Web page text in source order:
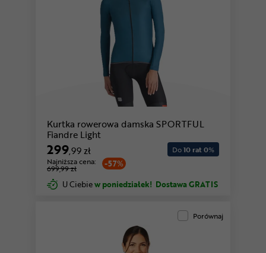
Kurtka rowerowa damska SPORTFUL
Fiandre Light
299,99 zł
-57%
Najniższa cena:
699,99 zł
Do10 rat 0%
U Ciebiew poniedziałek! Dostawa GRATIS
Porównaj